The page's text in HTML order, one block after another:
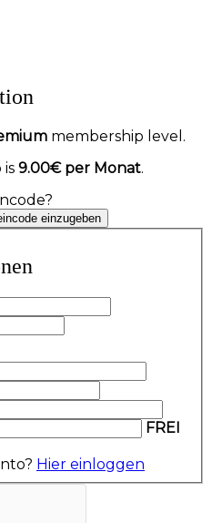
membership level.
9.00€ per Monat.
einzugeben
FREI
Hier einloggen